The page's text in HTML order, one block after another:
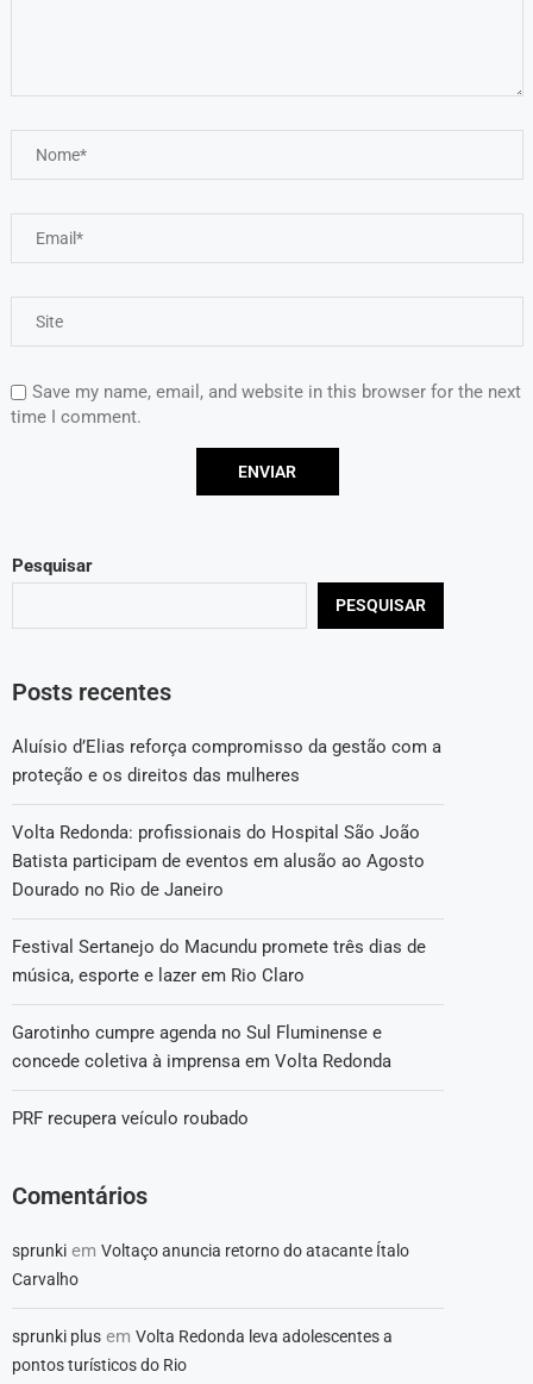
Save my name, email, and website in this browser for the next
time I comment.
Pesquisar
PESQUISAR
Posts recentes
Aluísio d’Elias reforça compromisso da gestão com a
proteção e os direitos das mulheres
Volta Redonda: profissionais do Hospital São João
Batista participam de eventos em alusão ao Agosto
Dourado no Rio de Janeiro
Festival Sertanejo do Macundu promete três dias de
música, esporte e lazer em Rio Claro
Garotinho cumpre agenda no Sul Fluminense e
concede coletiva à imprensa em Volta Redonda
PRF recupera veículo roubado
Comentários
sprunki em Voltaço anuncia retorno do atacante Ítalo
Carvalho
sprunki plus em Volta Redonda leva adolescentes a
pontos turísticos do Rio